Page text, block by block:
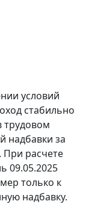
условий
стабильно
трудовом
надбавки за
расчете
09.05.2025
только к
надбавку.